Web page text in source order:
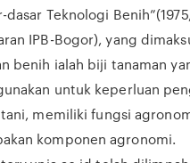
dasar Teknologi
IPB-Bogor), yang
benih ialah biji tanaman
untuk keperluan
tani, memiliki fungsi
komponen agronomi.